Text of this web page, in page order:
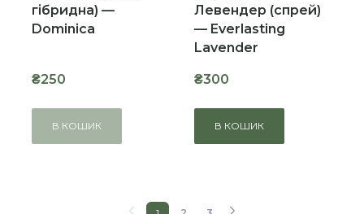
гібридна) —
Dominica
₴250
В КОШИК
Левендер (спрей)
— Everlasting
Lavender
₴300
В КОШИК